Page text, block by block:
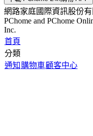
網路家庭國際資訊股份
PChome and PChome
Inc.
首頁
分類
通知 購物車顧客中心